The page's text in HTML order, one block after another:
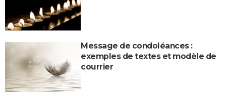
Message de condoléances :
exemples de textes et modèle de
courrier